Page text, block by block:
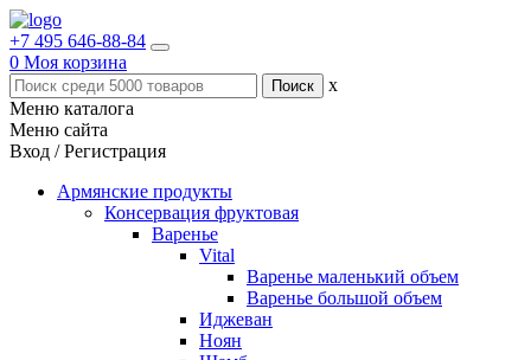
+7 495 646-88-84
0 Моя корзина
x
Меню каталога
Меню сайта
Вход / Регистрация
Армянские продукты
Консервация фруктовая
Варенье
Vital
Варенье маленький объем
Варенье большой объем
Иджеван
Ноян